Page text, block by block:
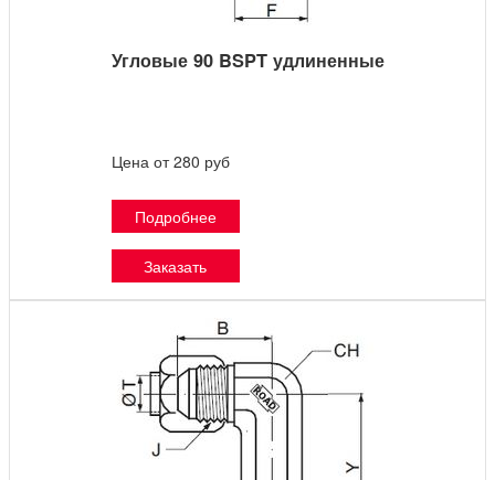
Угловые 90 BSPT удлиненные
Цена от 280 руб
Подробнее
Заказать